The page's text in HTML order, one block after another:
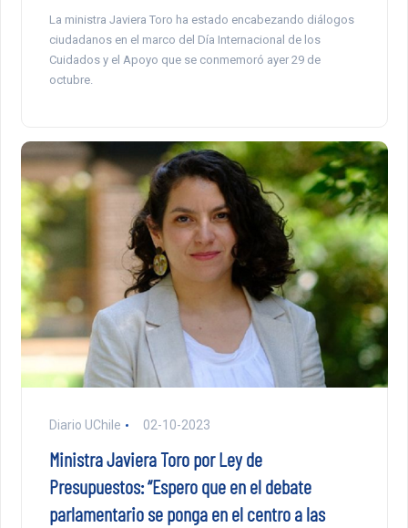
La ministra Javiera Toro ha estado encabezando diálogos
ciudadanos en el marco del Día Internacional de los
Cuidados y el Apoyo que se conmemoró ayer 29 de
octubre.
Diario UChile 02-10-2023
Ministra Javiera Toro por Ley de
Presupuestos: “Espero que en el debate
parlamentario se ponga en el centro a las